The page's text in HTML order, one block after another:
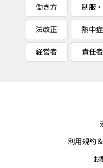
働き方 制服
法改正 熱中症
経営者 責任者
利用規約
お